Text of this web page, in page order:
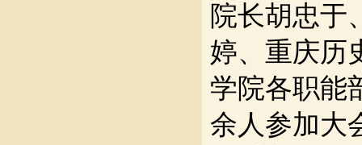
院长胡忠于
婷、重庆历
学院各职能
余人参加大